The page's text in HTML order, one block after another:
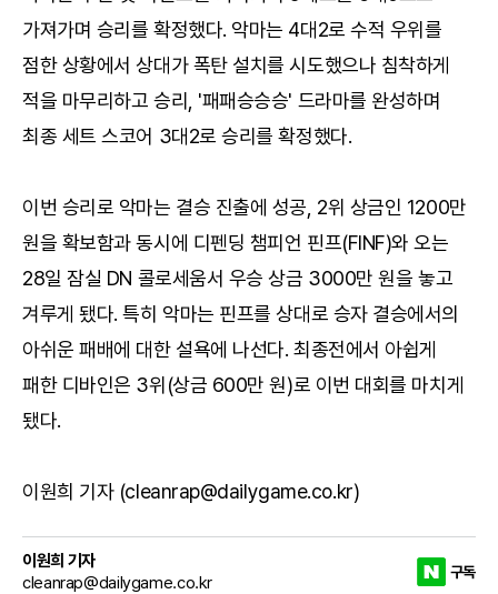
가져가며 승리를 확정했다. 악마는 4대2로 수적 우위를
점한 상황에서 상대가 폭탄 설치를 시도했으나 침착하게
적을 마무리하고 승리, '패패승승승' 드라마를 완성하며
최종 세트 스코어 3대2로 승리를 확정했다.
이번 승리로 악마는 결승 진출에 성공, 2위 상금인 1200만
원을 확보함과 동시에 디펜딩 챔피언 핀프(FINF)와 오는
28일 잠실 DN 콜로세움서 우승 상금 3000만 원을 놓고
겨루게 됐다. 특히 악마는 핀프를 상대로 승자 결승에서의
아쉬운 패배에 대한 설욕에 나선다. 최종전에서 아쉽게
패한 디바인은 3위(상금 600만 원)로 이번 대회를 마치게
됐다.
이원희 기자 (cleanrap@dailygame.co.kr)
이원희 기자
cleanrap@dailygame.co.kr
구독